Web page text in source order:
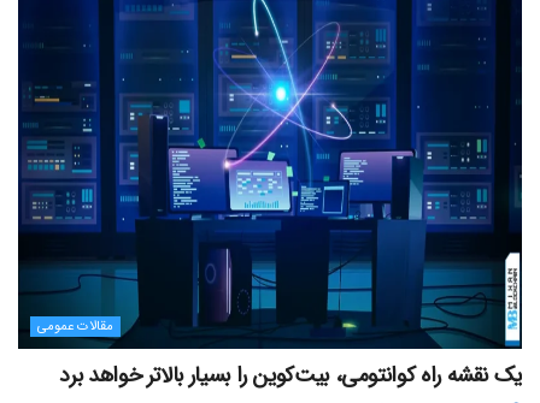
مقالات عمومی
یک نقشه راه کوانتومی، بیت‌کوین را بسیار بالاتر خواهد برد